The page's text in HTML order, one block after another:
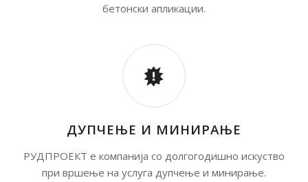
бетонски апликации.
ДУПЧЕЊЕ И МИНИРАЊЕ
РУДПРОЕКТ е компанија со долгогодишно искуство
при вршење на услуга дупчење и минирање.